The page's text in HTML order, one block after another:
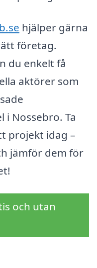
hjälper gärna
företag.
du enkelt få
aktörer som
i Nossebro. Ta
projekt idag –
jämför dem för
och utan